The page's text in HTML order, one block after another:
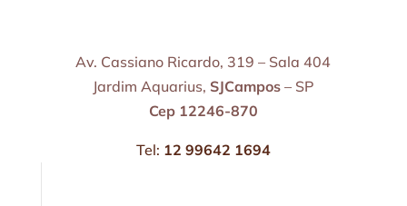
Av. Cassiano Ricardo, 319 – Sala 404
Jardim Aquarius, SJCampos – SP
Cep 12246-870
Tel: 12 99642 1694